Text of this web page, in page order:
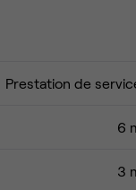
Prestation de
6
3